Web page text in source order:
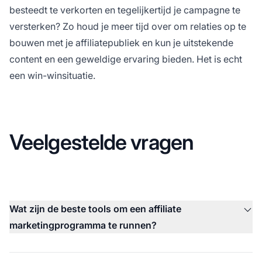
besteedt te verkorten en tegelijkertijd je campagne te
versterken? Zo houd je meer tijd over om relaties op te
bouwen met je affiliatepubliek en kun je uitstekende
content en een geweldige ervaring bieden. Het is echt
een win-winsituatie.
Veelgestelde vragen
Wat zijn de beste tools om een affiliate
marketingprogramma te runnen?